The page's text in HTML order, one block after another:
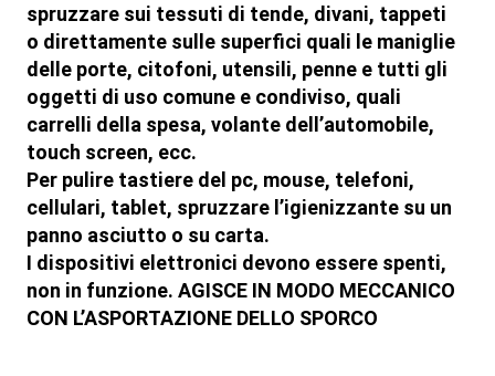
spruzzare sui tessuti di tende, divani, tappeti
o direttamente sulle superfici quali le maniglie
delle porte, citofoni, utensili, penne e tutti gli
oggetti di uso comune e condiviso, quali
carrelli della spesa, volante dell’automobile,
touch screen, ecc.
Per pulire tastiere del pc, mouse, telefoni,
cellulari, tablet, spruzzare l’igienizzante su un
panno asciutto o su carta.
I dispositivi elettronici devono essere spenti,
non in funzione. AGISCE IN MODO MECCANICO
CON L’ASPORTAZIONE DELLO SPORCO